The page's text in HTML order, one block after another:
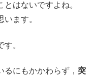
はないですよね。
ます。
す。
にもかかわらず， 突